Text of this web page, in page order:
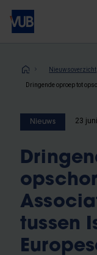
Overslaan
naar
inhoud
Nieuwsoverzicht
Nieuws 23
tussen